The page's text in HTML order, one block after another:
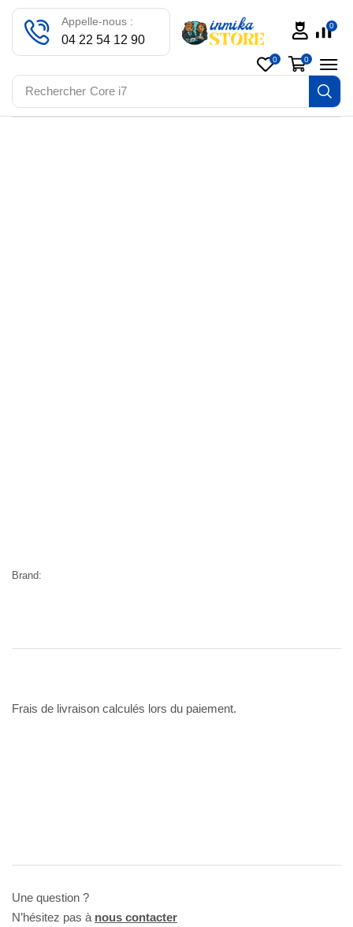
Rechercher Core i7
Appelle-nous :
04 22 54 12 90
0
0 0
Brand:
Frais de livraison calculés lors du paiement.
Une question ?
N’hésitez pas à nous contacter